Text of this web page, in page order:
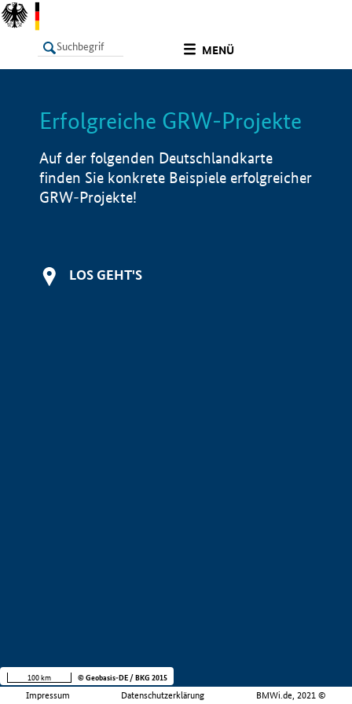
MENÜ
LISTE Info
Erfolgreiche GRW-Projekte
Auf der folgenden Deutschlandkarte
finden Sie konkrete Beispiele erfolgreicher
GRW-Projekte!
LOS GEHT'S
Impressum Datenschutzerklärung BMWi.de, 2021 ©
100 km © Geobasis-DE / BKG 2015